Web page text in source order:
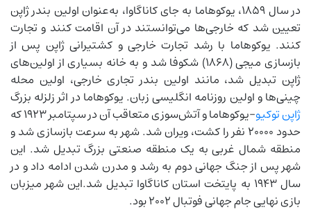
در سال 1859، یوکوهاما به جای کاناگاوا، به‌عنوان اولین بندر ژاپن
تعیین شد که خارجی‌ها می‌توانستند در آن اقامت کنند و تجارت
کنند. یوکوهاما با رشد تجارت خارجی و کشتیرانی ژاپن پس از
بازسازی میجی (1868) شکوفا شد و به خانه بسیاری از اولین‌های
ژاپن تبدیل شد، مانند اولین بندر تجاری خارجی، اولین محله
چینی‌ها و اولین روزنامه انگلیسی زبان. یوکوهاما در اثر زلزله بزرگ
ژاپن توکیو
-یوکوهاما و آتش‌سوزی متعاقب آن در سپتامبر 1923 که
حدود 20000 نفر را کشت، ویران شد. شهر به سرعت بازسازی شد و
منطقه شمال غربی به یک منطقه صنعتی بزرگ تبدیل شد. این
شهر پس از جنگ جهانی دوم به رشد و مدرن شدن ادامه داد و در
سال 1943 به پایتخت استان کاناگاوا تبدیل شد.این شهر میزبان
بازی نهایی جام جهانی فوتبال 2002 بود.